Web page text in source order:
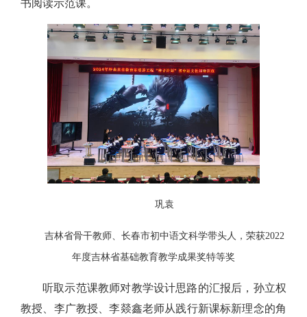
书阅读示范课。
巩袁
吉林省骨干教师、长春市初中语文科学带头人，荣获2022
年度吉林省基础教育教学成果奖特等奖
听取示范课教师对教学设计思路的汇报后，孙立权
教授、李广教授、李燚鑫老师从践行新课标新理念的角